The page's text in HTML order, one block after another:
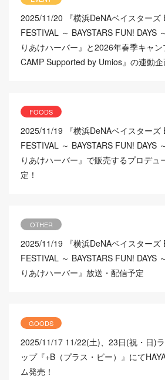
2025/11/20
『横浜DeNAベイスターズ
FESTIVAL ～ BAYSTARS FUN! DAYS
りあけハーバー』と2026年春季キャ
CAMP Supported by Umios』の連動企
FOODS
2025/11/19
『横浜DeNAベイスターズ
FESTIVAL ～ BAYSTARS FUN! DAYS
りあけハーバー』で販売するプロデュ
定！
OTHER
2025/11/19
『横浜DeNAベイスターズ
FESTIVAL ～ BAYSTARS FUN! DAYS
りあけハーバー』放送・配信予定
GOODS
2025/11/17 11/22(土)、23日(祝・日)
ップ『+B（プラス・ビー）』にて
ム発売！